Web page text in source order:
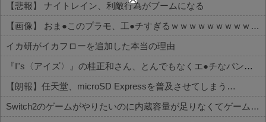
【悲報】 ナイトレイン、利敵行為がブームになる
【画像】 おま●このプラモ、工●チすぎるｗｗｗｗｗｗｗｗｗｗ
イカ研がイカフローを追加した本当の理由
『I"s〈アイズ〉』の桂正和さん、とんでもなくエ●チなパンツを描く。これもう芸術だろ
【朗報】任天堂、microSD Expressを普及させてしまう…
Switch2のゲームがやりたいのに内蔵容量が足りなくてゲームができない